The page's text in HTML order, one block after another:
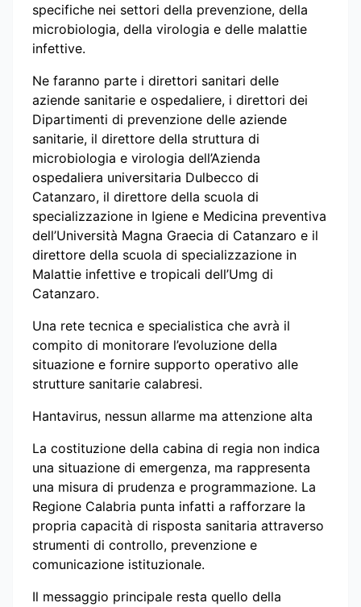
specifiche nei settori della prevenzione, della
microbiologia, della virologia e delle malattie
infettive.
Ne faranno parte i direttori sanitari delle
aziende sanitarie e ospedaliere, i direttori dei
Dipartimenti di prevenzione delle aziende
sanitarie, il direttore della struttura di
microbiologia e virologia dell’Azienda
ospedaliera universitaria Dulbecco di
Catanzaro, il direttore della scuola di
specializzazione in Igiene e Medicina preventiva
dell’Università Magna Graecia di Catanzaro e il
direttore della scuola di specializzazione in
Malattie infettive e tropicali dell’Umg di
Catanzaro.
Una rete tecnica e specialistica che avrà il
compito di monitorare l’evoluzione della
situazione e fornire supporto operativo alle
strutture sanitarie calabresi.
Hantavirus, nessun allarme ma attenzione alta
La costituzione della cabina di regia non indica
una situazione di emergenza, ma rappresenta
una misura di prudenza e programmazione. La
Regione Calabria punta infatti a rafforzare la
propria capacità di risposta sanitaria attraverso
strumenti di controllo, prevenzione e
comunicazione istituzionale.
Il messaggio principale resta quello della